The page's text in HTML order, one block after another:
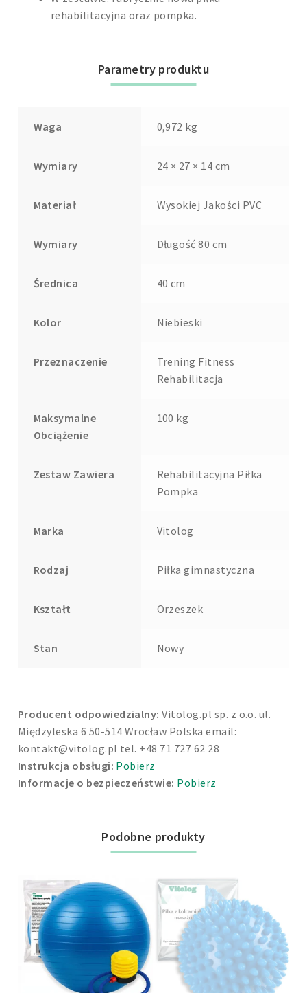
rehabilitacyjna oraz pompka.
Parametry produktu
Waga 0,972 kg
Wymiary 24 × 27 × 14 cm
Materiał Wysokiej Jakości PVC
Wymiary Długość 80 cm
Średnica 40 cm
Kolor Niebieski
Przeznaczenie
Trening Fitness
Rehabilitacja
Maksymalne
Obciążenie
100 kg
Zestaw Zawiera
Rehabilitacyjna Piłka
Pompka
Marka Vitolog
Rodzaj Piłka gimnastyczna
Kształt Orzeszek
Stan Nowy
Producent odpowiedzialny: Vitolog.pl sp. z o.o. ul.
Międzyleska 6 50-514 Wrocław Polska email:
kontakt@vitolog.pl tel. +48 71 727 62 28
Instrukcja obsługi: Pobierz
Informacje o bezpieczeństwie: Pobierz
Podobne produkty